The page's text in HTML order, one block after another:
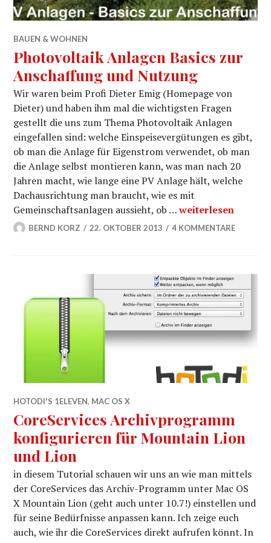
BAUEN & WOHNEN
Photovoltaik Anlagen Basics zur
Anschaffung und Nutzung
Wir waren beim Profi Dieter Emig (Homepage von
Dieter) und haben ihm mal die wichtigsten Fragen
gestellt die uns zum Thema Photovoltaik Anlagen
eingefallen sind: welche Einspeisevergütungen es gibt,
ob man die Anlage für Eigenstrom verwendet, ob man
die Anlage selbst montieren kann, was man nach 20
Jahren macht, wie lange eine PV Anlage hält, welche
Dachausrichtung man braucht, wie es mit
Gemeinschaftsanlagen aussieht, ob …Photovoltaik
weiterlesen
BERND KORZ 22. OKTOBER 2013 4 KOMMENTARE
HOTODI'S 1ELEVEN, MAC OS X
CoreServices Archivprogramm
konfigurieren für Mountain Lion
und Lion
in diesem Tutorial schauen wir uns an wie man mittels
der CoreServices das Archiv-Programm unter Mac OS
X Mountain Lion (geht auch unter 10.7!) einstellen und
für seine Bedürfnisse anpassen kann. Ich zeige euch
auch, wie ihr die CoreServices direkt aufrufen könnt. In